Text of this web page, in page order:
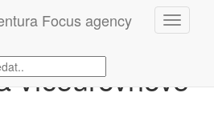
2015:
víceúrovňové